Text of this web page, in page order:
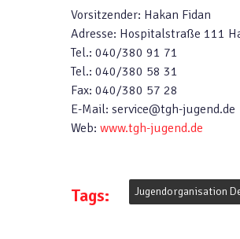
Vorsitzender: Hakan Fidan
Adresse: Hospitalstraße 111
Tel.: 040/380 91 71
Tel.: 040/380 58 31
Fax: 040/380 57 28
E-Mail: service@tgh-jugend.de
Web: www.tgh-jugend.de
Tags: Jugendorganisation